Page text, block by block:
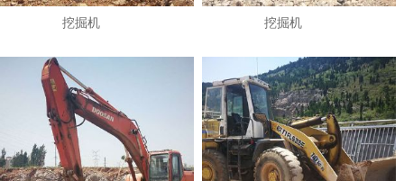
挖掘机 挖掘机